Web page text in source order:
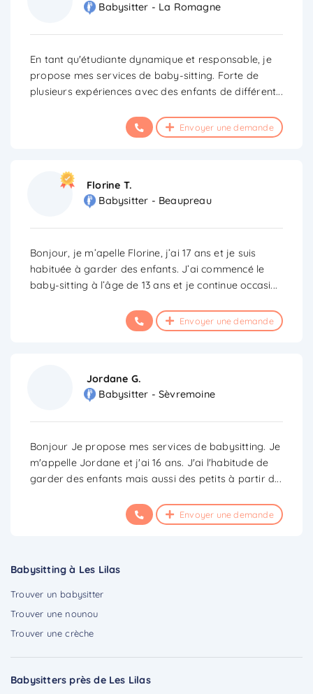
Babysitting à Les Lilas
Trouver un babysitter
Trouver une nounou
Trouver une crèche
Babysitters près de Les Lilas
Babysitter - La Romagne
En tant qu'étudiante dynamique et responsable, je
propose mes services de baby-sitting. Forte de
plusieurs expériences avec des enfants de différent...
Envoyer une demande
Florine T.
Babysitter - Beaupreau
Bonjour, je m’apelle Florine, j’ai 17 ans et je suis
habituée à garder des enfants. J’ai commencé le
baby-sitting à l’âge de 13 ans et je continue occasi...
Envoyer une demande
Jordane G.
Babysitter - Sèvremoine
Bonjour Je propose mes services de babysitting. Je
m'appelle Jordane et j'ai 16 ans. J'ai l'habitude de
garder des enfants mais aussi des petits à partir d...
Envoyer une demande